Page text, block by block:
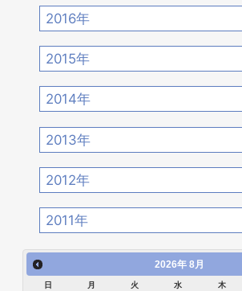
2021年2月 [14]
2020年4月 [12]
2020年2月 [18]
2019年6月 [18] 2019
2019年4月 [16]
2019年2月 [12]
2018年10月 [20] 2018
2018年8月 [15] 2018
2018年6月 [18] 2018
2018年4月 [21]
2018年2月 [25]
2017年12月 [28] 2017
2017年10月 [21] 2017
2017年8月 [31] 2017
2017年6月 [25] 2017
2017年4月 [26]
2017年2月 [23]
2016年
2016年12月 [21] 2016
2016年10月 [26] 2016
2016年6月 [27] 2016
2016年4月 [32]
2016年2月 [25]
2015年
2015年12月 [30] 2015
2015年10月 [26] 2015
2015年8月 [31] 2015
2015年6月 [29] 2015
2015年4月 [26]
2015年2月 [22] 2015
2014年
2014年12月 [28] 2014
2014年10月 [29] 2014
2014年8月 [24] 2014
2014年6月 [28] 2014
2014年4月 [32]
2013年
2013年12月 [27] 2013
2013年10月 [28] 2013
2013年8月 [26] 2013
2013年6月 [28]
2012年
2012年12月 [30] 2012
2012年10月 [12] 2012
2012年8月 [12] 2012
2011年
2011年12月 [1]
2026年 8月
日 月 火 水 木